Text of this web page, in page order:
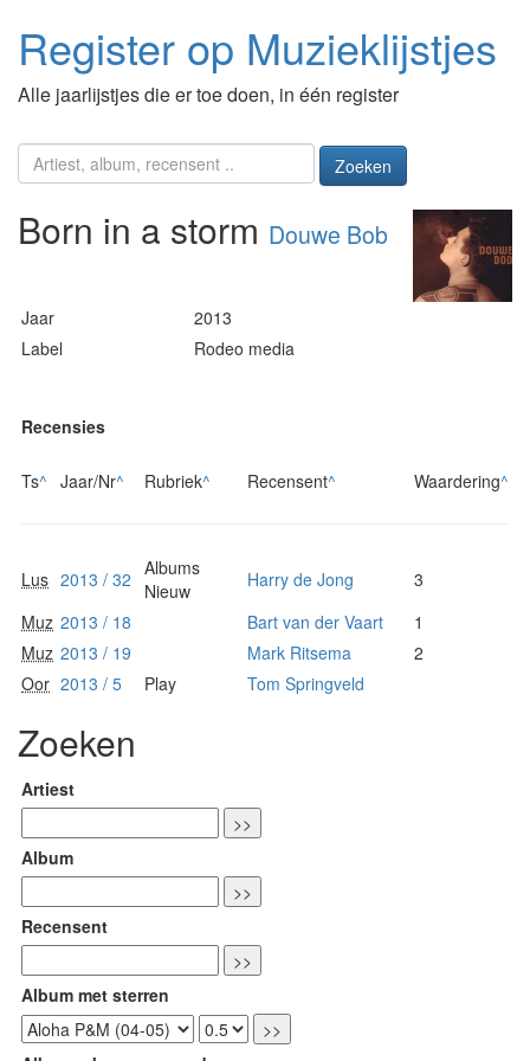
Register op Muzieklijstjes
Alle jaarlijstjes die er toe doen, in één register
Zoeken
Born in a storm Douwe Bob
Jaar
2013
Label
Rodeo media
Recensies
Ts^ Jaar/Nr^ Rubriek^ Recensent^ Waardering^
Lus 2013 / 32 Albums
Nieuw
Harry de Jong
3
Muz 2013 / 18 Bart van der Vaart
1
Muz 2013 / 19 Mark Ritsema
2
Oor 2013 / 5 Play Tom Springveld
Zoeken
Artiest
Album
Recensent
Album met sterren